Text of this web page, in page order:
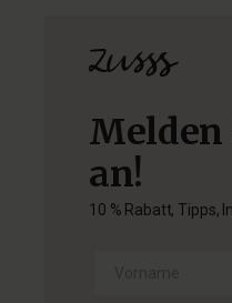
Melden
an!
10 % Rabatt, Tipps,